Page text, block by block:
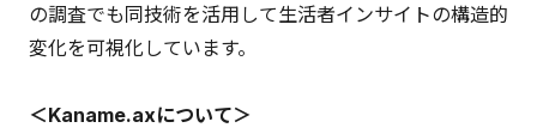
の調査でも同技術を活用して生活者インサイトの構造的
変化を可視化しています。
＜Kaname.axについて＞